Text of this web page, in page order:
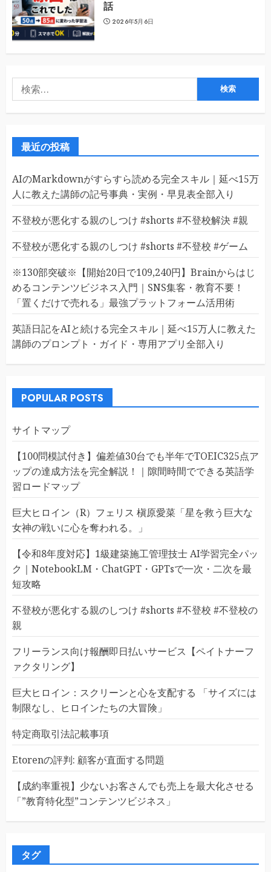
話
2026年5月6日
索:
最近の投稿
AIのMarkdownがすらすら読める完全スキル｜延べ15万
人に教えた講師の記号事典・実例・早見表全部入り
不登校が悪化する親のしつけ #shorts #不登校解決 #親
不登校が悪化する親のしつけ #shorts #不登校 #ゲーム
※130部突破※【開始20日で109,240円】Brainからはじ
めるコンテンツビジネス入門｜SNS集客・教育不要！
「置くだけで売れる」最強プラットフォーム活用術
英語日記をAIと続ける完全スキル｜延べ15万人に教えた
講師のプロンプト・ガイド・専用アプリ全部入り
POPULAR POSTS
サイトマップ
【100問模試付き】偏差値30台でも半年でTOEIC325点ア
ップの達成方法を完全解説！｜隙間時間でできる英語学
習ロードマップ
巨大ヒロイン（R）フェリス 槇原愛菜「星を救う巨大な
女神の戦いに心を奪われる。」
【令和8年度対応】1級建築施工管理技士 AI学習完全パッ
ク｜NotebookLM・ChatGPT・GPTsで一次・二次を最
短攻略
不登校が悪化する親のしつけ #shorts #不登校 #不登校の
親
フリーランス向け報酬即日払いサービス【ペイトナーフ
ァクタリング】
巨大ヒロイン：スクリーンと心を支配する 「サイズには
制限なし、ヒロインたちの大冒険」
特定商取引法記載事項
Etorenの評判: 顧客が直面する問題
【成約率重視】少ないお客さんでも売上を最大化させる
「”教育特化型”コンテンツビジネス」
タグ